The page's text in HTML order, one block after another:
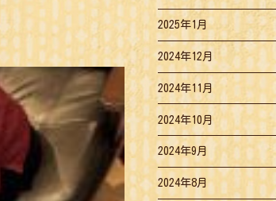
2025年1月
2024年12月
2024年11月
2024年10月
2024年9月
2024年8月